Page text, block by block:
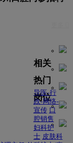
相关
热门
岗位
导医-行
政-网络-
宣传 口
腔销售
妇科护
士 皮肤科